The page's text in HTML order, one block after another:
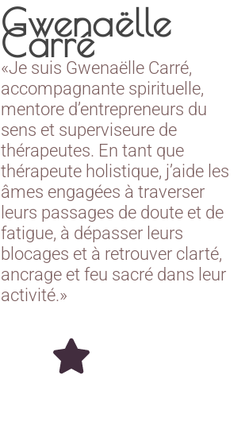
Gwenaëlle
Carré
«Je suis Gwenaëlle Carré,
accompagnante spirituelle,
mentore d’entrepreneurs du
sens et superviseure de
thérapeutes. En tant que
thérapeute holistique, j’aide les
âmes engagées à traverser
leurs passages de doute et de
fatigue, à dépasser leurs
blocages et à retrouver clarté,
ancrage et feu sacré dans leur
activité.»